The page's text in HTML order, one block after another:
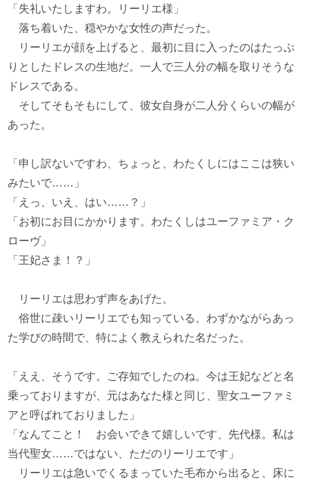
「失礼いたしますわ。リーリエ様」
落ち着いた、穏やかな女性の声だった。
リーリエが顔を上げると、最初に目に入ったのはたっぷ
りとしたドレスの生地だ。一人で三人分の幅を取りそうな
ドレスである。
そしてそもそもにして、彼女自身が二人分くらいの幅が
あった。
「申し訳ないですわ、ちょっと、わたくしにはここは狭い
みたいで……」
「えっ、いえ、はい……？」
「お初にお目にかかります。わたくしはユーファミア・ク
ローヴ」
「王妃さま！？」
リーリエは思わず声をあげた。
俗世に疎いリーリエでも知っている。わずかながらあっ
た学びの時間で、特によく教えられた名だった。
「ええ、そうです。ご存知でしたのね。今は王妃などと名
乗っておりますが、元はあなた様と同じ、聖女ユーファミ
アと呼ばれておりました」
「なんてこと！ お会いできて嬉しいです、先代様。私は
当代聖女……ではない、ただのリーリエです」
リーリエは急いでくるまっていた毛布から出ると、床に